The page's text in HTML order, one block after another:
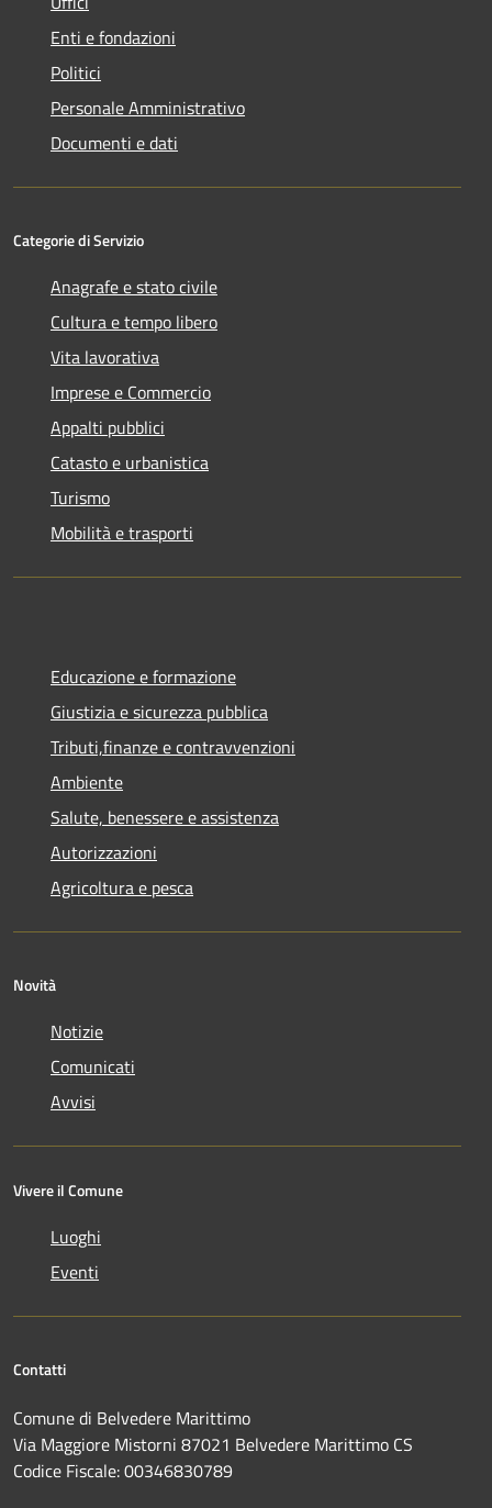
Enti e fondazioni
Politici
Personale Amministrativo
Documenti e dati
Categorie di Servizio
Anagrafe e stato civile
Cultura e tempo libero
Vita lavorativa
Imprese e Commercio
Appalti pubblici
Catasto e urbanistica
Turismo
Mobilità e trasporti
Educazione e formazione
Giustizia e sicurezza pubblica
Tributi,finanze e contravvenzioni
Ambiente
Salute, benessere e assistenza
Autorizzazioni
Agricoltura e pesca
Novità
Notizie
Comunicati
Avvisi
Vivere il Comune
Luoghi
Eventi
Contatti
Comune di Belvedere Marittimo
Via Maggiore Mistorni 87021 Belvedere Marittimo CS
Codice Fiscale: 00346830789